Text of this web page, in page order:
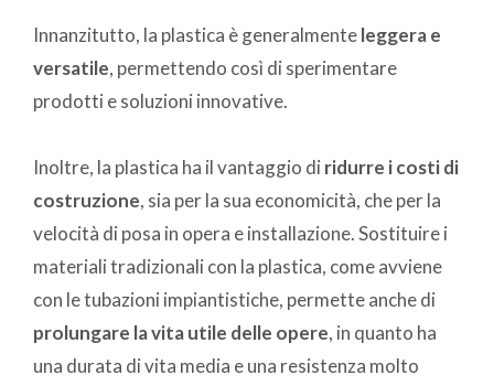
Innanzitutto, la plastica è generalmenteleggera e
versatile, permettendo così di sperimentare
prodotti e soluzioni innovative.
Inoltre, la plastica ha il vantaggio di ridurre i costi di
costruzione, sia per la sua economicità, che per la
velocità di posa in opera e installazione. Sostituire i
materiali tradizionali con la plastica, come avviene
con le tubazioni impiantistiche, permette anche di
prolungare la vita utile delle opere, in quanto ha
una durata di vita media e una resistenza molto